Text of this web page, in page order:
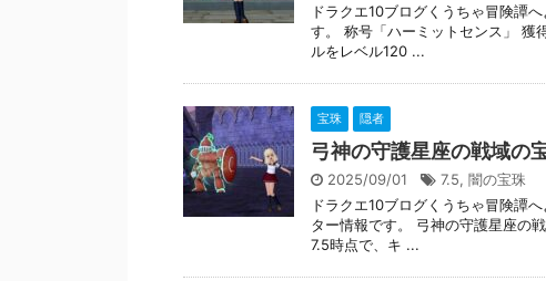
ドラクエ10ブログくうちゃ冒険譚
す。 称号「ハーミットセンス」 獲
ルをレベル120 ...
宝珠 隠者
弓神の守護星座の戦域の
2025/09/01 7.5, 闇の宝珠
ドラクエ10ブログくうちゃ冒険譚
ター情報です。 弓神の守護星座の
7.5時点で、キ ...